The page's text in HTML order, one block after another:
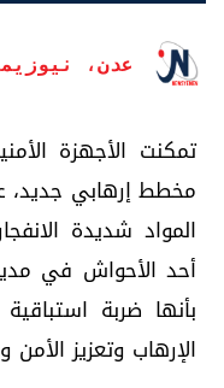
عدن،
تمكنت الأجهزة
مخطط إرهابي جديد،
المواد شديدة
أحد الأحواش في
بأنها ضربة
الإرهاب وتعزيز الأمن